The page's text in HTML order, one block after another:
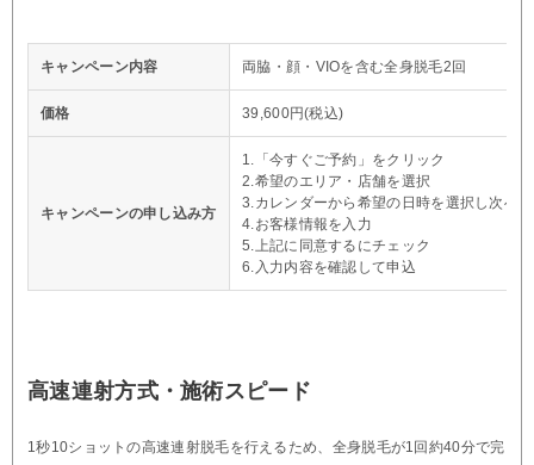
キャンペーン内容 両脇・顔・VIOを含む全身脱毛2回
価格 39,600円(税込)
キャンペーンの申し込み方
1.「今すぐご予約」をクリック
2.希望のエリア・店舗を選択
3.カレンダーから希望の日時を選択し次へ
4.お客様情報を入力
5.上記に同意するにチェック
6.入力内容を確認して申込
高速連射方式・施術スピード
1秒10ショットの高速連射脱毛を行えるため、全身脱毛が1回約40分で完